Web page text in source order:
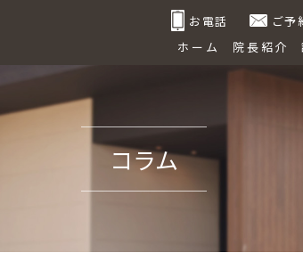
お電話
ご予
ホーム
院長紹介
コラム